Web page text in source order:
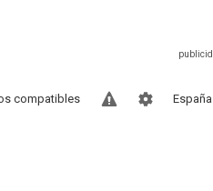
España
compatibles